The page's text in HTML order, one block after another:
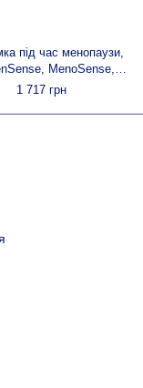
під час менопаузи,
MenoSense,
Formula, Natural
капсул
1 717 грн